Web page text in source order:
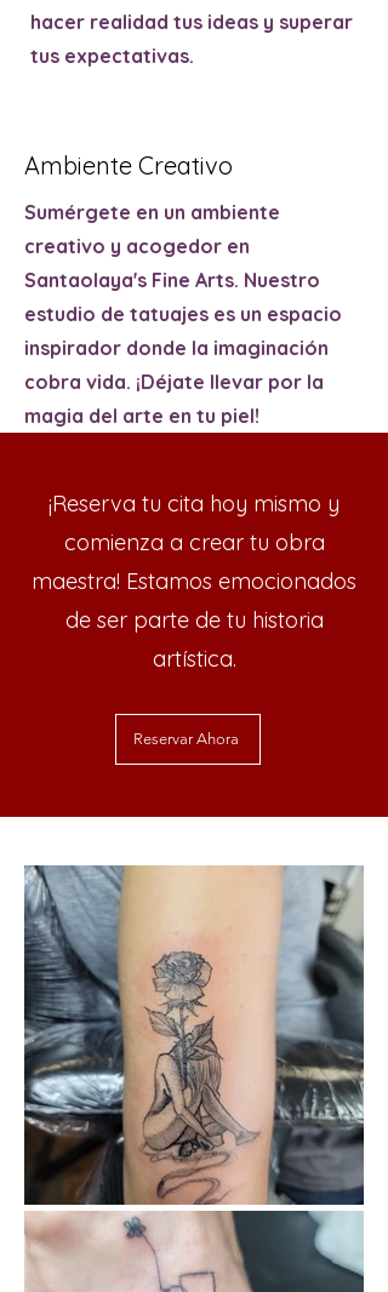
hacer realidad tus ideas y superar
tus expectativas.
Ambiente Creativo
Sumérgete en un ambiente
creativo y acogedor en
Santaolaya's Fine Arts. Nuestro
estudio de tatuajes es un espacio
inspirador donde la imaginación
cobra vida. ¡Déjate llevar por la
magia del arte en tu piel!
¡Reserva tu cita hoy mismo y
comienza a crear tu obra
maestra! Estamos emocionados
de ser parte de tu historia
artística.
Reservar Ahora